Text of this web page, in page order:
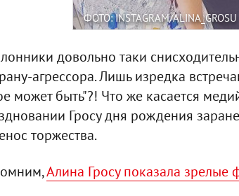
ФОТО: INSTAGRAM/ALINA_GROSU
довольно таки
агрессора. Лишь изредка
может быть"?! Что же касается
Гросу дня рождения
торжества.
Алина Гросу показала зрелые